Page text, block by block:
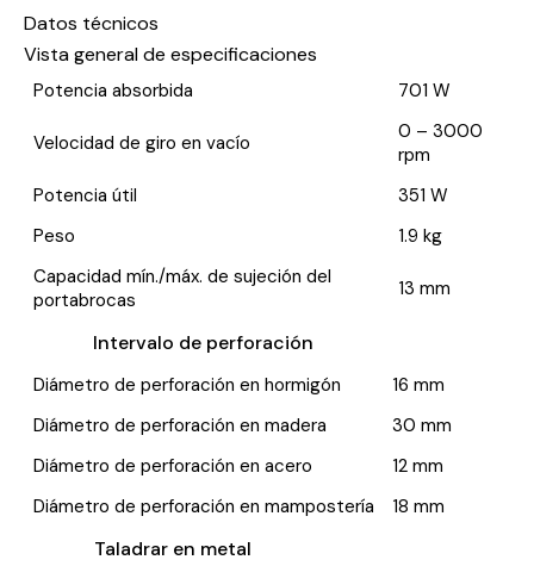
Datos técnicos
Vista general de especificaciones
Potencia absorbida 701 W
Velocidad de giro en vacío
0 – 3000
rpm
Potencia útil
351 W
Peso
1.9 kg
Capacidad mín./máx. de sujeción del
portabrocas
13 mm
Intervalo de perforación
Diámetro de perforación en hormigón
16 mm
Diámetro de perforación en madera
30 mm
Diámetro de perforación en acero
12 mm
Diámetro de perforación en mampostería
18 mm
Taladrar en metal